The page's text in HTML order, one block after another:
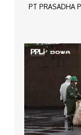
PT PRASADHA